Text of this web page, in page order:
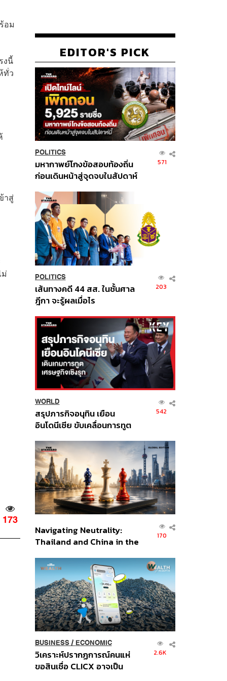
อม
งนี้
ทั่ว
าสู่
ม่
173
EDITOR'S PICK
POLITICS
มหากาพย์โกงข้อสอบท้องถิ่น
ก่อนเดินหน้าสู่จุดจบในสัปดาห์
571
POLITICS
เส้นทางคดี 44 สส. ในชั้นศาล
ฎีกา จะรู้ผลเมื่อไร
203
WORLD
สรุปภารกิจอนุทิน เยือน
อินโดนีเซีย ขับเคลื่อนการทูต
ส่วนยุทธศาสตร์ไทย –
อินโดนีเซีย
542
Navigating Neutrality:
Thailand and China in the
Order
170
BUSINESS/ ECONOMIC
วิเคราะห์ปรากฏการณ์คนแห่
ขอสินเชื่อ CLICX อาจเป็น
2.6K